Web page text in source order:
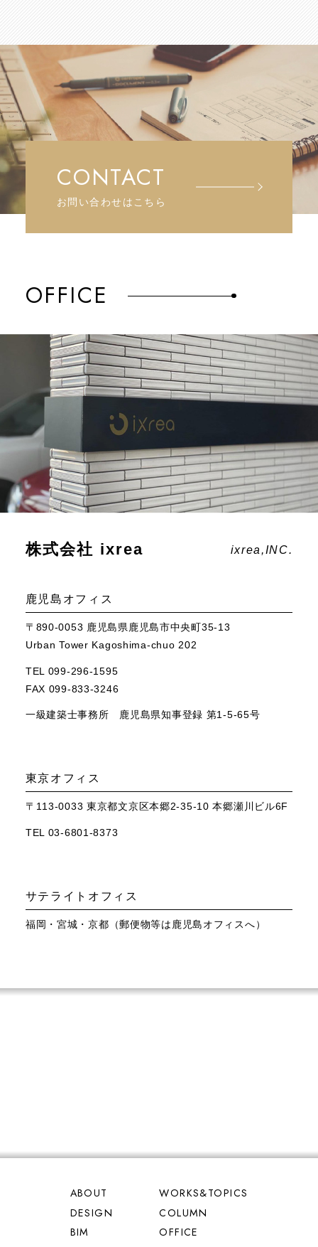
CONTACT
お問い合わせはこちら
OFFICE
株式会社 ixrea ixrea,INC.
鹿児島オフィス
〒890-0053 鹿児島県鹿児島市中央町35-13
Urban Tower Kagoshima-chuo 202
TEL 099-296-1595
FAX 099-833-3246
一級建築士事務所 鹿児島県知事登録 第1-5-65号
東京オフィス
〒113-0033 東京都文京区本郷2-35-10 本郷瀬川ビル6F
TEL 03-6801-8373
サテライトオフィス
福岡・宮城・京都（郵便物等は鹿児島オフィスへ）
ABOUT
DESIGN
BIM
WORKS&TOPICS
COLUMN
OFFICE